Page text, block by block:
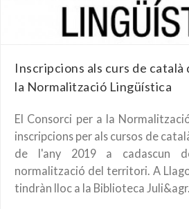
Inscripcions als curs de català
la Normalització Lingüística
El Consorci per a la
inscripcions per als cursos de
de l'any 2019 a cadascun
normalització del territori. A
tindràn lloc a la Biblioteca Juli&agr...